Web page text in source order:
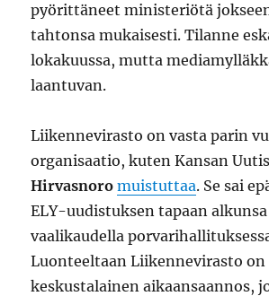
pyörittäneet ministeriötä
tahtonsa mukaisesti. Tilanne
lokakuussa, mutta
laantuvan.
Liikennevirasto on vasta parin
organisaatio, kuten Kansan
Hirvasnoro muistuttaa. Se sai
ELY-uudistuksen tapaan
vaalikaudella
Luonteeltaan Liikennevirasto on
keskustalainen aikaansaannos,